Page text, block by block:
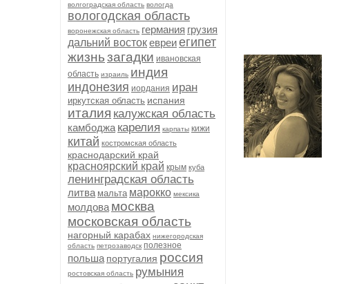
волгоградская область вологда
вологодская область
воронежская область германия грузия
дальний востокевреиегипет
жизньзагадки ивановская
область израиль индия
индонезия иордания иран
иркутская область испания
италия калужская область
камбоджа карелия карпаты кижи
китай костромская область
краснодарский край
красноярский край крым куба
ленинградская область
литва мальта марокко мексика
молдова москва
московская область
нагорный карабах нижегородская
область петрозаводск полезное
польша португалия россия
ростовская область румыния